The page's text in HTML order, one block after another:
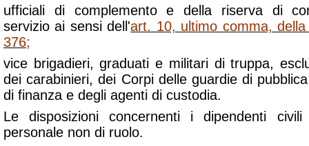
ufficiali di complemento e della riserva di
servizio ai sensi dell'art. 10, ultimo comma,
376;
vice brigadieri, graduati e militari di truppa,
dei carabinieri, dei Corpi delle guardie di
di finanza e degli agenti di custodia.
Le disposizioni concernenti i dipendenti
personale non di ruolo.